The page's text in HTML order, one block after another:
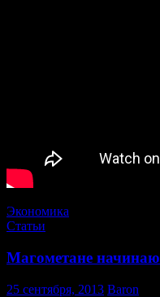
Экономика
Статьи
Магометане
25 сентября, 2013 Baron